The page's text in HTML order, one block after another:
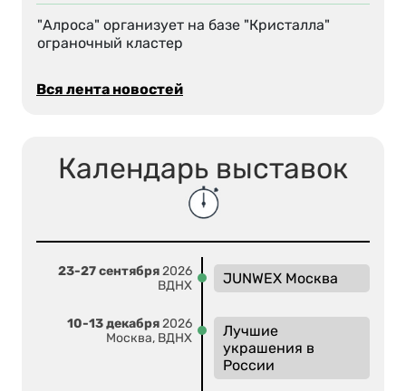
"Алроса" организует на базе "Кристалла"
ограночный кластер
Вся лента новостей
Календарь выставок
23-27 сентября2026
ВДНХ
JUNWEX Москва
10-13 декабря2026
Москва, ВДНХ
Лучшие
украшения в
России